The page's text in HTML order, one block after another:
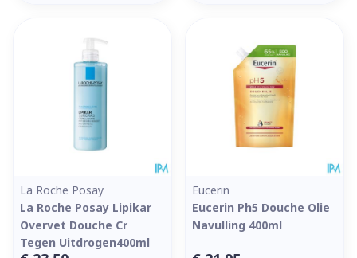
La Roche Posay
La Roche Posay Lipikar
Overvet Douche Cr
Tegen Uitdrogen400ml
Eucerin
Eucerin Ph5 Douche Olie
Navulling 400ml